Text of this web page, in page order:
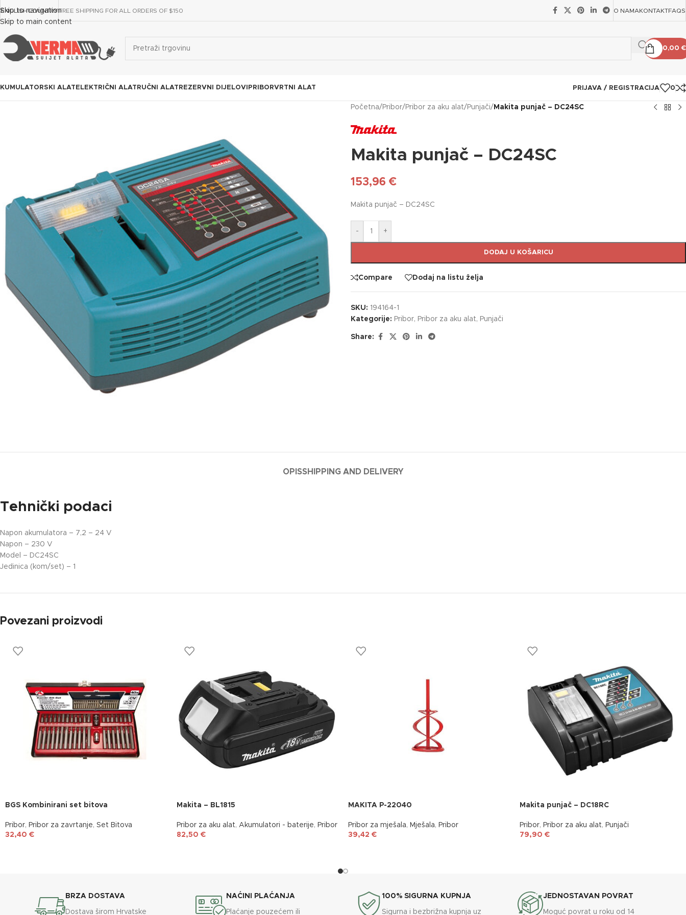
Skip to navigation
Skip to main content
ENGLISHCOUNTRYFREE SHIPPING FOR ALL ORDERS OF $150 O NAMAKONTAKTFAQS
0,00€
ALAT ELEKTRIČNI ALAT RUČNI ALAT REZERVNI DIJELOVI PRIBORVRTNI ALAT PRIJAVA / REGISTRACIJA 0
Početna/ Pribor/ Pribor za aku alat/ Punjači/ Makita punjač – DC24SC
Makita punjač – DC24SC
153,96 €
Makita punjač – DC24SC
- +
DODAJ U KOŠARICU
Compare Dodaj na listu želja
SKU: 194164-1
Kategorije: Pribor, Pribor za aku alat, Punjači
Share:
OPISSHIPPING AND DELIVERY
Tehnički podaci
Napon akumulatora – 7,2 – 24 V
Napon – 230 V
Model – DC24SC
Jedinica (kom/set) – 1
Povezani proizvodi
BGS Kombinirani set bitova
Pribor, Pribor za zavrtanje, Set Bitova
32,40 €
Makita – BL1815
Pribor za aku alat, Akumulatori - baterije, Pribor
82,50 €
MAKITA P-22040
Pribor za mješala, Mješala, Pribor
39,42 €
Makita punjač – DC18RC
Pribor, Pribor za aku alat, Punjači
79,90 €
BRZA DOSTAVA
Dostava širom Hrvatske
NAĆINI PLAĆANJA
Plaćanje pouzećem ili
100% SIGURNA KUPNJA
Sigurna i bezbrižna kupnja uz
JEDNOSTAVAN POVRAT
Moguć povrat u roku od 14